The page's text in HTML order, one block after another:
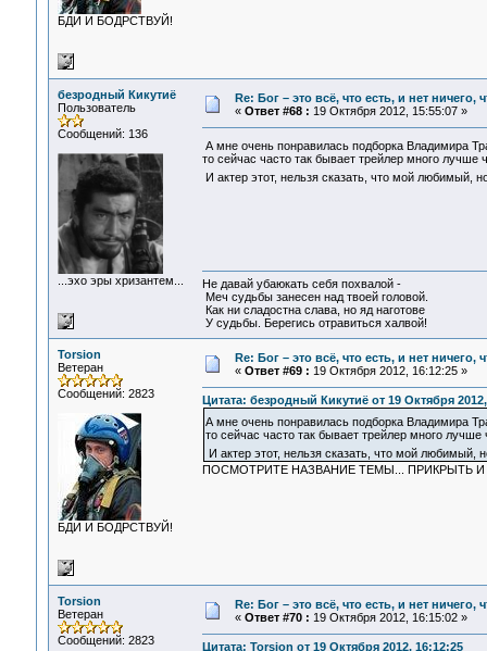
БДИ И БОДРСТВУЙ!
безродный Кикутиё
Пользователь
Сообщений: 136
...эхо эры хризантем...
Re: Бог – это всё, что есть, и нет
« Ответ #68 : 19 Октября 2012, 15:55:07 »
А мне очень понравилась подборка Владимира
то сейчас часто так бывает трейлер много
И актер этот, нельзя сказать, что мой любимый,
Не давай убаюкать себя похвалой -
Меч судьбы занесен над твоей головой.
Как ни сладостна слава, но яд наготове
У судьбы. Берегись отравиться халвой!
Torsion
Ветеран
Сообщений: 2823
БДИ И БОДРСТВУЙ!
Re: Бог – это всё, что есть, и нет
« Ответ #69 : 19 Октября 2012, 16:12:25 »
Цитата: безродный Кикутиё от 19 Октября
А мне очень понравилась подборка Владимира
то сейчас часто так бывает трейлер много
И актер этот, нельзя сказать, что мой
ПОСМОТРИТЕ НАЗВАНИЕ ТЕМЫ... ПРИКРЫТЬ
Torsion
Ветеран
Сообщений: 2823
Re: Бог – это всё, что есть, и нет
« Ответ #70 : 19 Октября 2012, 16:15:02 »
Цитата: Torsion от 19 Октября 2012, 16:12:25